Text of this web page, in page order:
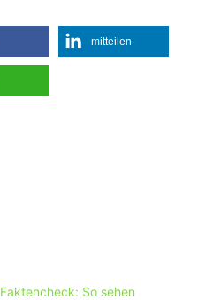
mitteilen
Faktencheck: So sehen